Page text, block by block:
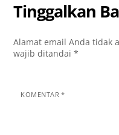
Tinggalkan
Alamat email Anda tidak
wajib ditandai*
KOMENTAR*